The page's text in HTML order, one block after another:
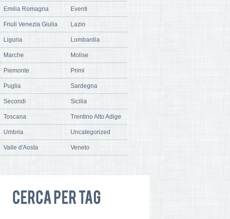
Emilia Romagna Eventi
Friuli Venezia Giulia Lazio
Liguria Lombardia
Marche Molise
Piemonte Primi
Puglia Sardegna
Secondi Sicilia
Toscana Trentino Alto Adige
Umbria Uncategorized
Valle d'Aosta Veneto